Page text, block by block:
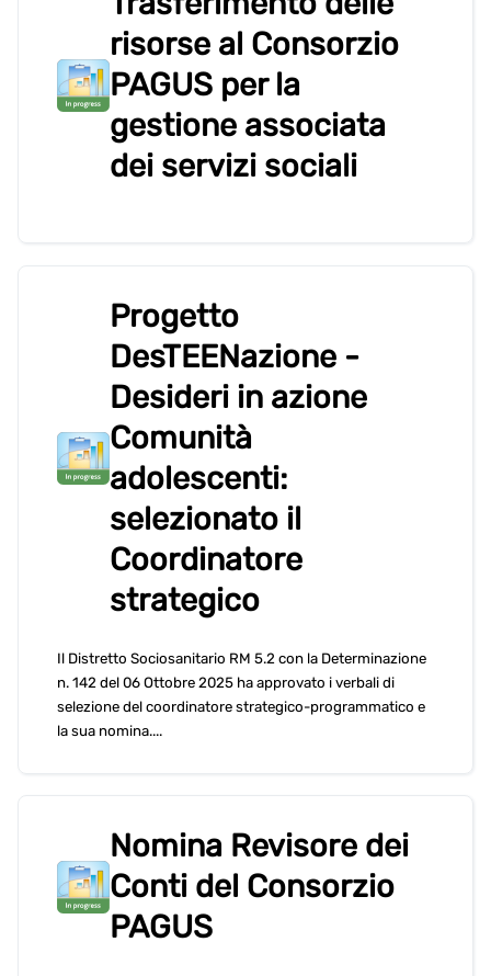
risorse al Consorzio
PAGUS per la
gestione associata
dei servizi sociali
Progetto
DesTEENazione -
Desideri in azione
Comunità
adolescenti:
selezionato il
Coordinatore
strategico
Il Distretto Sociosanitario RM 5.2 con la Determinazione
n. 142 del 06 Ottobre 2025 ha approvato i verbali di
selezione del coordinatore strategico-programmatico e
la sua nomina....
Nomina Revisore dei
Conti del Consorzio
PAGUS